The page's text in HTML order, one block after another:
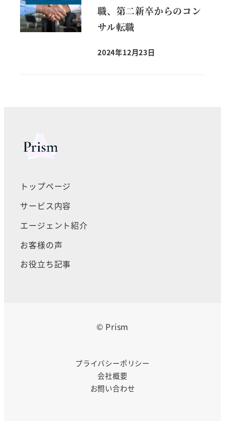
職、第二新卒からのコン
サル転職
2024年12月23日
トップページ
サービス内容
エージェント紹介
お客様の声
お役立ち記事
© Prism
プライバシーポリシー
会社概要
お問い合わせ